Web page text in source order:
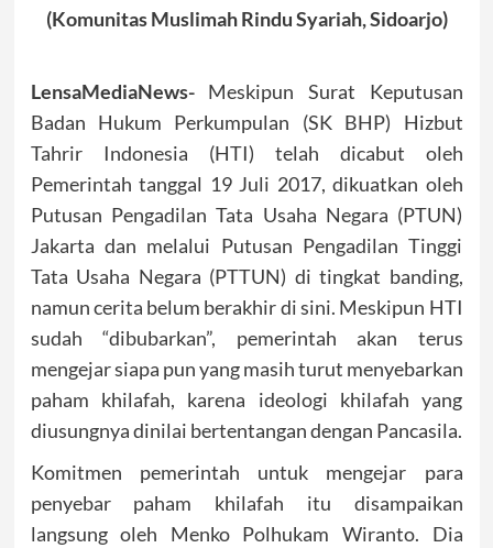
(Komunitas Muslimah Rindu Syariah, Sidoarjo)
LensaMediaNews-Meskipun Surat Keputusan
Badan Hukum Perkumpulan (SK BHP) Hizbut
Tahrir Indonesia (HTI) telah dicabut oleh
Pemerintah tanggal 19 Juli 2017, dikuatkan oleh
Putusan Pengadilan Tata Usaha Negara (PTUN)
Jakarta dan melalui Putusan Pengadilan Tinggi
Tata Usaha Negara (PTTUN) di tingkat banding,
namun cerita belum berakhir di sini. Meskipun HTI
sudah “dibubarkan”, pemerintah akan terus
mengejar siapa pun yang masih turut menyebarkan
paham khilafah, karena ideologi khilafah yang
diusungnya dinilai bertentangan dengan Pancasila.
Komitmen pemerintah untuk mengejar para
penyebar paham khilafah itu disampaikan
langsung oleh Menko Polhukam Wiranto. Dia